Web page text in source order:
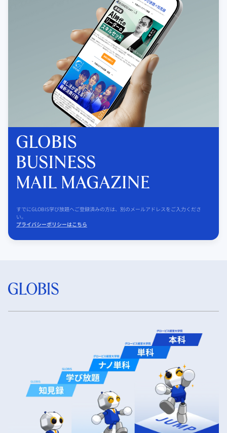
すでにGLOBIS学び放題へご登録済みの方は、別のメールアドレスをご入力くださ
い。
プライバシーポリシーはこちら